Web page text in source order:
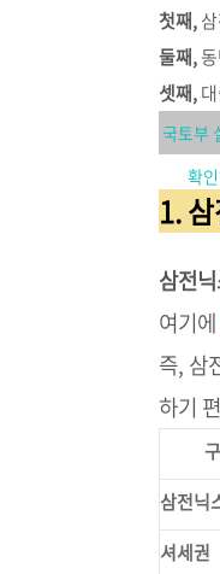
첫째,
둘째,
셋째,
국토부
확
1.
삼전
여기에
즉, 삼
하기
삼전닉
셔세권